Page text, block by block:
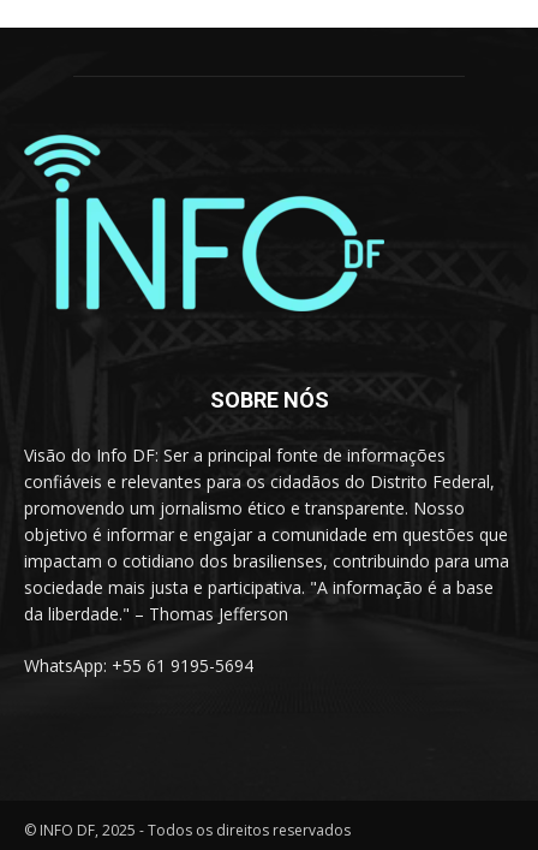
SOBRE NÓS
Visão do Info DF: Ser a principal fonte de informações
confiáveis e relevantes para os cidadãos do Distrito Federal,
promovendo um jornalismo ético e transparente. Nosso
objetivo é informar e engajar a comunidade em questões que
impactam o cotidiano dos brasilienses, contribuindo para uma
sociedade mais justa e participativa. "A informação é a base
da liberdade." – Thomas Jefferson
WhatsApp: +55 61 9195-5694
© INFO DF, 2025 - Todos os direitos reservados